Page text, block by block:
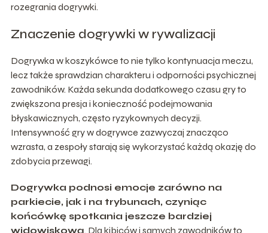
rozegrania dogrywki.
Znaczenie dogrywki w rywalizacji
Dogrywka w koszykówce to nie tylko kontynuacja meczu,
lecz także sprawdzian charakteru i odporności psychicznej
zawodników. Każda sekunda dodatkowego czasu gry to
zwiększona presja i konieczność podejmowania
błyskawicznych, często ryzykownych decyzji.
Intensywność gry w dogrywce zazwyczaj znacząco
wzrasta, a zespoły starają się wykorzystać każdą okazję do
zdobycia przewagi.
Dogrywka podnosi emocje zarówno na
parkiecie, jak i na trybunach, czyniąc
końcówkę spotkania jeszcze bardziej
widowiskową. Dla kibiców i samych zawodników to